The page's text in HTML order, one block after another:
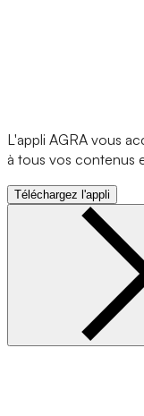
L'appli AGRA vous
à tous vos contenus
Téléchargez l'appli